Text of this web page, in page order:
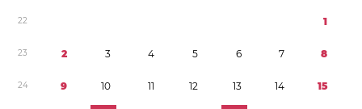
22 1
23 2 3 4 5 6 7 8
24 9 10 11 12 13 14 15